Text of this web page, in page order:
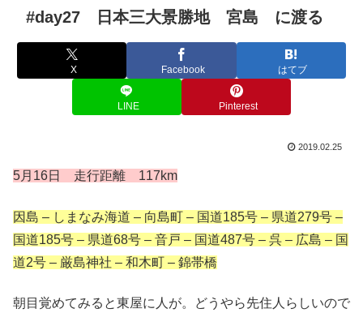
#day27 日本三大景勝地 宮島 に渡る
X Facebook はてブ
LINE Pinterest
2019.02.25
5月16日 走行距離 117km
因島 – しまなみ海道 – 向島町 – 国道185号 – 県道279号 –
国道185号 – 県道68号 – 音戸 – 国道487号 – 呉 – 広島 – 国
道2号 – 厳島神社 – 和木町 – 錦帯橋
朝目覚めてみると東屋に人が。どうやら先住人らしいので